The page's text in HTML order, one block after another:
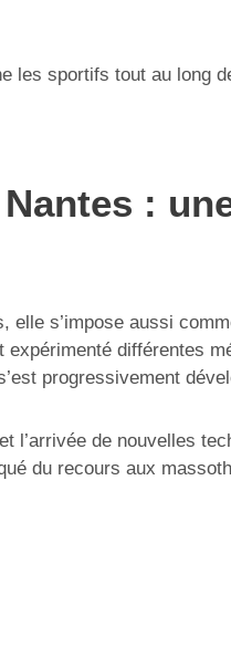
les sportifs tout au long
:
s’impose aussi
différentes
progressivement
de nouvelles
du recours aux